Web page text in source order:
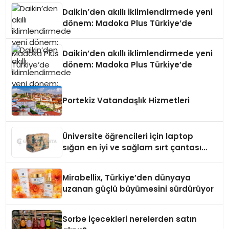
Daikin’den akıllı iklimlendirmede yeni
dönem: Madoka Plus Türkiye’de
Daikin’den akıllı iklimlendirmede yeni
dönem: Madoka Plus Türkiye’de
Portekiz Vatandaşlık Hizmetleri
Üniversite öğrencileri için laptop
sığan en iyi ve sağlam sırt çantası
Mirabellix, Türkiye’den dünyaya
uzanan güçlü büyümesini sürdürüyor
Sorbe içecekleri nerelerden satın